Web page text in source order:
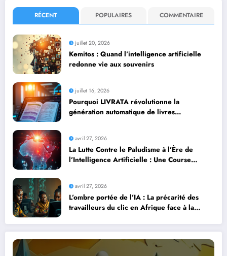
RÉCENT POPULAIRES COMMENTAIRE
juillet 20, 2026
Kemitos : Quand l’intelligence artificielle
redonne vie aux souvenirs
juillet 16, 2026
Pourquoi LIVRATA révolutionne la
génération automatique de livres
avril 27, 2026
La Lutte Contre le Paludisme à l’Ère de
l’Intelligence Artificielle : Une Course
avril 27, 2026
L’ombre portée de l’IA : La précarité des
travailleurs du clic en Afrique face à la